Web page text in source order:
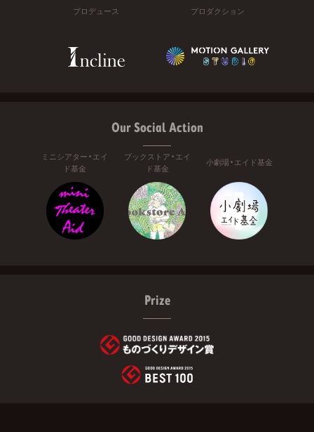
プロデュース プロダクション
Our Social Action
ミニシアター・エイ
ド基金
ブックストア・エイ
ド基金
小劇場・エイド基金
Prize